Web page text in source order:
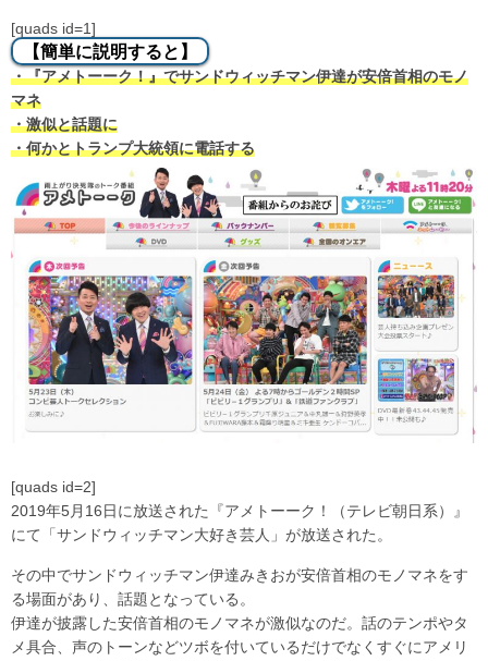
[quads id=1]
【簡単に説明すると】
・『アメトーーク！』でサンドウィッチマン伊達が安倍首相のモノ
マネ
・激似と話題に
・何かとトランプ大統領に電話する
[quads id=2]
2019年5月16日に放送された『アメトーーク！（テレビ朝日系）』
にて「サンドウィッチマン大好き芸人」が放送された。
その中でサンドウィッチマン伊達みきおが安倍首相のモノマネをす
る場面があり、話題となっている。
伊達が披露した安倍首相のモノマネが激似なのだ。話のテンポやタ
メ具合、声のトーンなどツボを付いているだけでなくすぐにアメリ